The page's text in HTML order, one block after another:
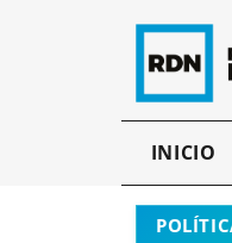
INICIO